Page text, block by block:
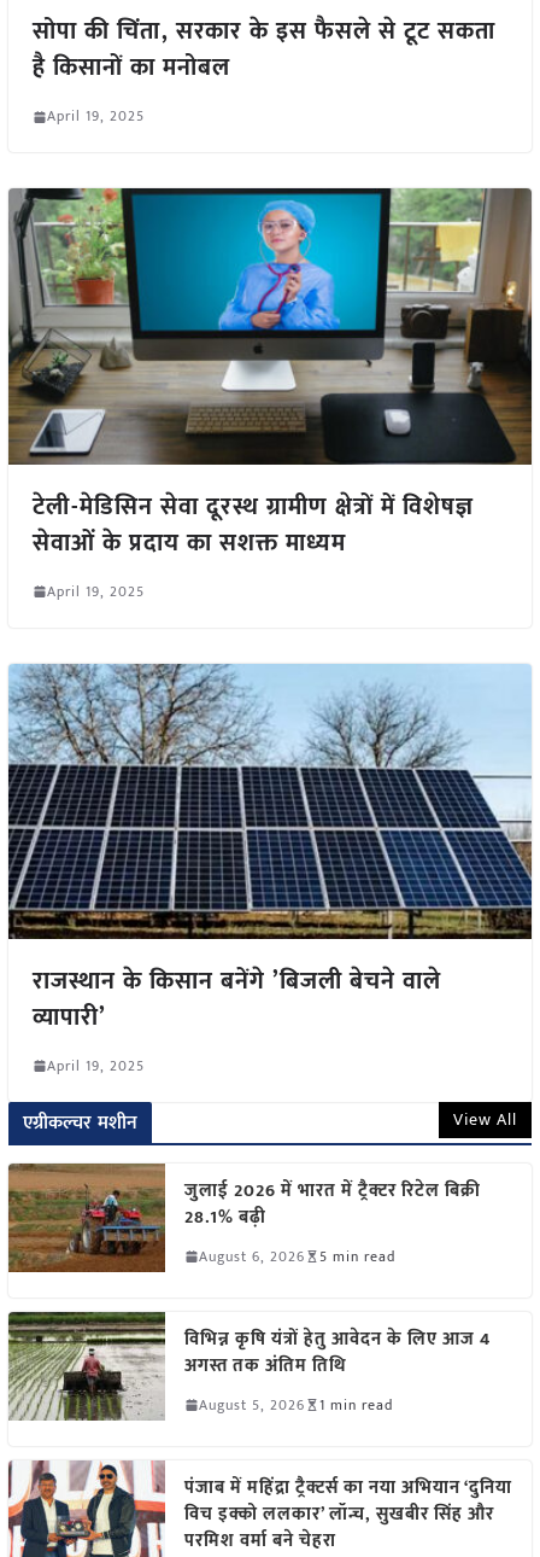
सोपा की चिंता, सरकार के इस फैसले से टूट सकता
है किसानों का मनोबल
April 19, 2025
टेली-मेडिसिन सेवा दूरस्थ ग्रामीण क्षेत्रों में विशेषज्ञ
सेवाओं के प्रदाय का सशक्त माध्यम
April 19, 2025
राजस्थान के किसान बनेंगे ’बिजली बेचने वाले
व्यापारी’
April 19, 2025
एग्रीकल्चर मशीन View All
जुलाई 2026 में भारत में ट्रैक्टर रिटेल बिक्री
28.1% बढ़ी
August 6, 2026 5 min read
विभिन्न कृषि यंत्रों हेतु आवेदन के लिए आज 4
अगस्त तक अंतिम तिथि
August 5, 2026 1 min read
पंजाब में महिंद्रा ट्रैक्टर्स का नया अभियान ‘दुनिया
विच इक्को ललकार’ लॉन्च, सुखबीर सिंह और
परमिश वर्मा बने चेहरा